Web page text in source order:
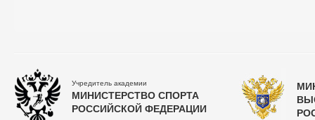
Учредитель академии
МИНИСТЕРСТВО СПОРТА
РОССИЙСКОЙ ФЕДЕРАЦИИ